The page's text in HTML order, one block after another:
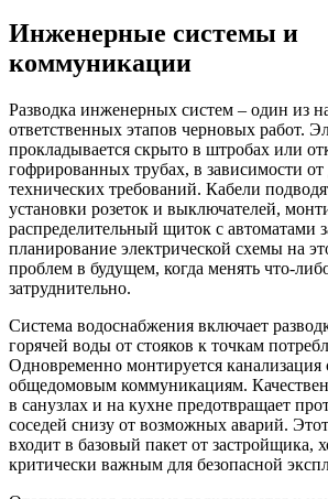
Инженерные системы и
коммуникации
Разводка инженерных систем – один из
ответственных этапов черновых работ.
прокладывается скрыто в штробах или
гофрированных трубах, в зависимости от
технических требований. Кабели
установки розеток и выключателей,
распределительный щиток с автоматами
планирование электрической схемы на
проблем в будущем, когда менять что-
затруднительно.​
Система водоснабжения включает
горячей воды от стояков к точкам
Одновременно монтируется
общедомовым коммуникациям.
в санузлах и на кухне предотвращает
соседей снизу от возможных аварий.
входит в базовый пакет от застройщика,
критически важным для безопасной